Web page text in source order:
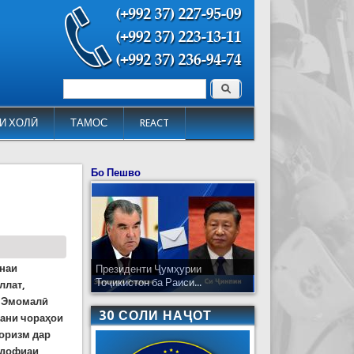
ХОЛӢ ТАМОС REACT
Форма поиска Поиск
Эмомалӣ
чораҳои
дар
Бо Пешво
Президенти Ҷумҳурии
Тоҷикистон ба Раиси...
30 СОЛИ НАҶОТ